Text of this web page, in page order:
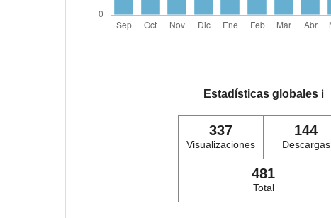
Estadísticas globales ℹ️
337
Visualizaciones
144
Descargas
481
Total